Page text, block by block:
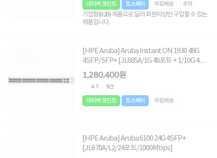
네이버 포인트
토스페이 무료배송 주의
기업형(B2B) 제품으로 딜러 회원이상만 구입할 수 있는
제품입니다.
[HPE Aruba] Aruba Instant ON 1930 48G
4SFP/SFP+ [JL685A/1G 48포트 + 1/10G 4포
트 SFP]
1,280,400원
4.7 9건
네이버 포인트 토스페이 무료배송
[HPE Aruba] Aruba 6100 24G 4SFP+
[JL678A/L2/24포트/1000Mbps]